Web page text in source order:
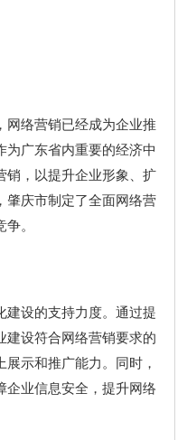
网络营销已经成为企业推
为广东省内重要的经济中
销，以提升企业形象、扩
肇庆市制定了全面网络营
。
建设的支持力度。通过提
建设符合网络营销要求的
示和推广能力。同时，
企业信息安全，提升网络